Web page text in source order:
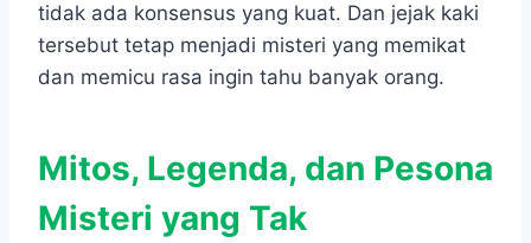
tidak ada konsensus yang kuat. Dan jejak kaki
tersebut tetap menjadi misteri yang memikat
dan memicu rasa ingin tahu banyak orang.
Mitos, Legenda, dan Pesona
Misteri yang Tak